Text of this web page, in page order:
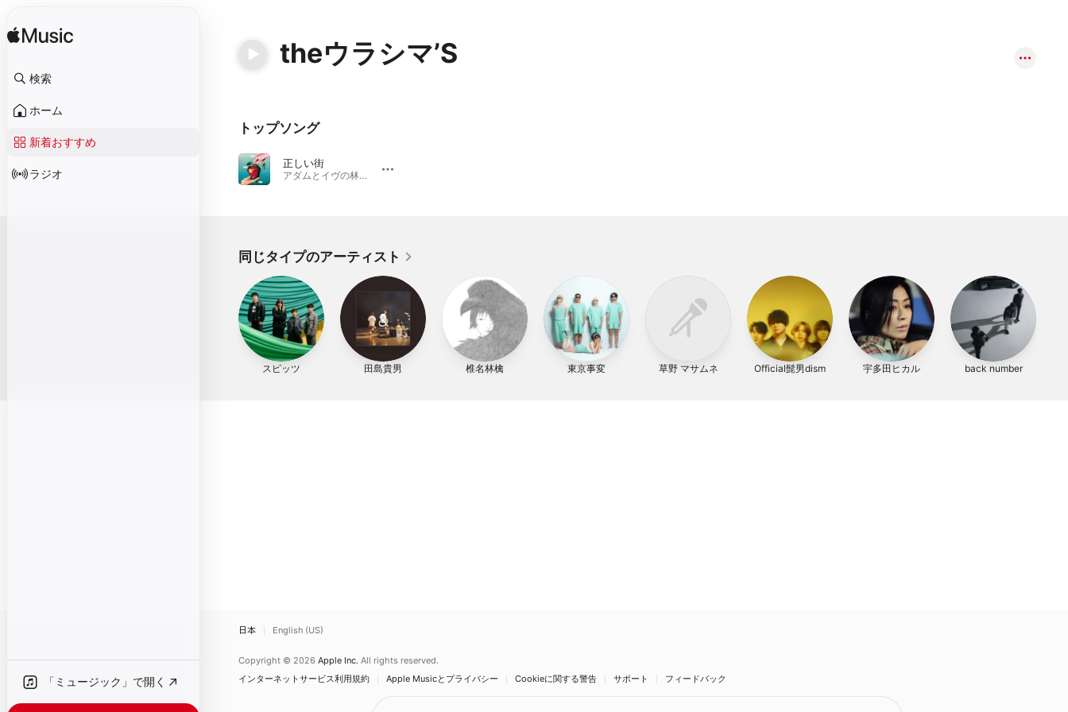
検索
ホーム
新着おすすめ
ラジオ
「ミュージック」で開く
theウラシマ’S
トップソング
正しい街
アダムとイヴの林檎 · 2018年
同じタイプのアーティスト
スピッツ 田島貴男 椎名林檎 東京事変 草野 マサムネ Official髭男dism 宇多田ヒカル back number
日本 English (US)
Copyright © 2026 Apple Inc. All rights reserved.
インターネットサービス利用規約
Apple Musicとプライバシー Cookieに関する警告 サポート フィードバック